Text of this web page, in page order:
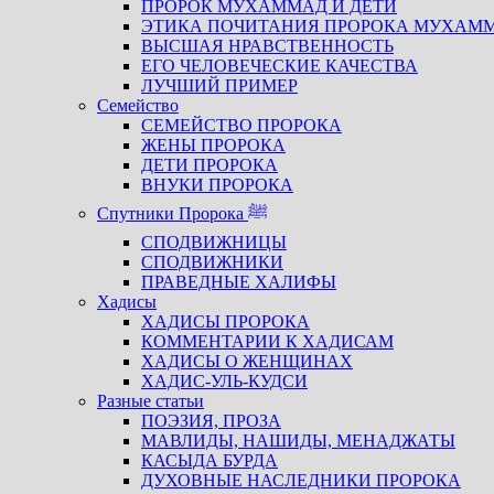
ПРОРОК МУХАММАД И ДЕТИ
ЭТИКА ПОЧИТАНИЯ ПРОРОКА
ВЫСШАЯ НРАВСТВЕННОСТЬ
ЕГО ЧЕЛОВЕЧЕСКИЕ КАЧЕСТВА
ЛУЧШИЙ ПРИМЕР
Семейство
СЕМЕЙСТВО ПРОРОКА
ЖЕНЫ ПРОРОКА
ДЕТИ ПРОРОКА
ВНУКИ ПРОРОКА
Спутники Пророка ﷺ
СПОДВИЖНИЦЫ
СПОДВИЖНИКИ
ПРАВЕДНЫЕ ХАЛИФЫ
Хадисы
ХАДИСЫ ПРОРОКА
КОММЕНТАРИИ К ХАДИСАМ
ХАДИСЫ О ЖЕНЩИНАХ
ХАДИС-УЛЬ-КУДСИ
Разные статьи
ПОЭЗИЯ, ПРОЗА
МАВЛИДЫ, НАШИДЫ, МЕНАДЖАТЫ
КАСЫДА БУРДА
ДУХОВНЫЕ НАСЛЕДНИКИ ПРОРОКА